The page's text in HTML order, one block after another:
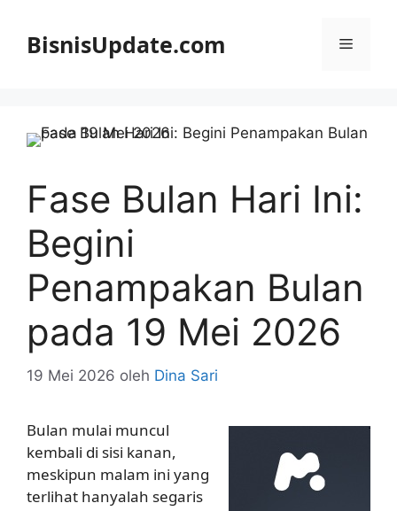
BisnisUpdate.com Menu
Fase Bulan Hari Ini:
Begini
Penampakan Bulan
pada 19 Mei 2026
19 Mei 2026 oleh Dina Sari
Bulan mulai muncul
kembali di sisi kanan,
meskipun malam ini yang
terlihat hanyalah segaris